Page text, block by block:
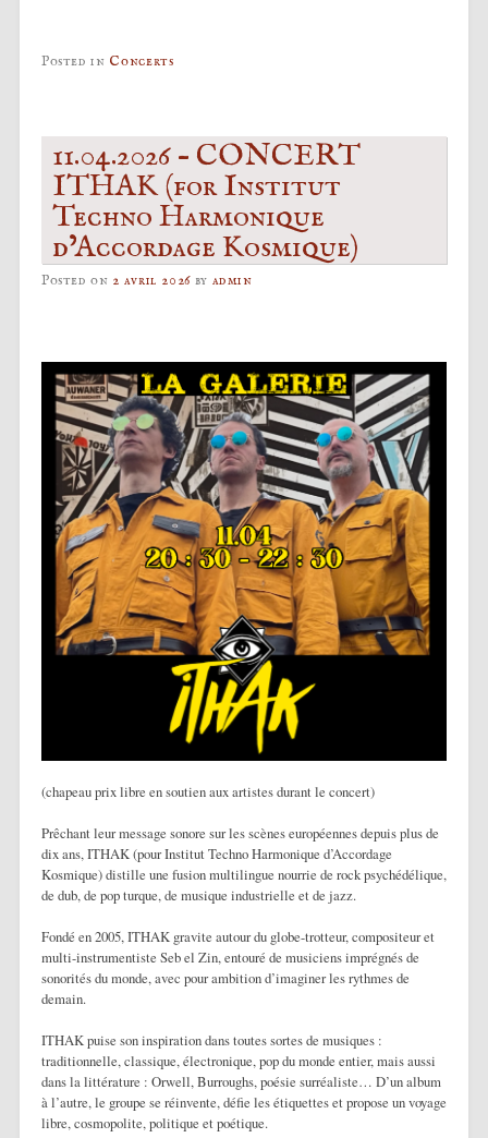
Posted in Concerts
11.04.2026 – CONCERT
ITHAK (for Institut
Techno Harmonique
d’Accordage Kosmique)
Posted on 2 avril 2026 by admin
(chapeau prix libre en soutien aux artistes durant le concert)
Prêchant leur message sonore sur les scènes européennes depuis plus de
dix ans, ITHAK (pour Institut Techno Harmonique d’Accordage
Kosmique) distille une fusion multilingue nourrie de rock psychédélique,
de dub, de pop turque, de musique industrielle et de jazz.
Fondé en 2005, ITHAK gravite autour du globe-trotteur, compositeur et
multi-instrumentiste Seb el Zin, entouré de musiciens imprégnés de
sonorités du monde, avec pour ambition d’imaginer les rythmes de
demain.
ITHAK puise son inspiration dans toutes sortes de musiques :
traditionnelle, classique, électronique, pop du monde entier, mais aussi
dans la littérature : Orwell, Burroughs, poésie surréaliste… D’un album
à l’autre, le groupe se réinvente, défie les étiquettes et propose un voyage
libre, cosmopolite, politique et poétique.